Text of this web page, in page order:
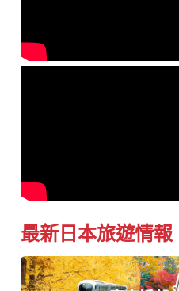
最新日本旅遊情報